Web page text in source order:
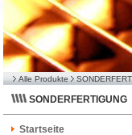
Alle Produkte
SONDERFERTIGUNG
Startseite